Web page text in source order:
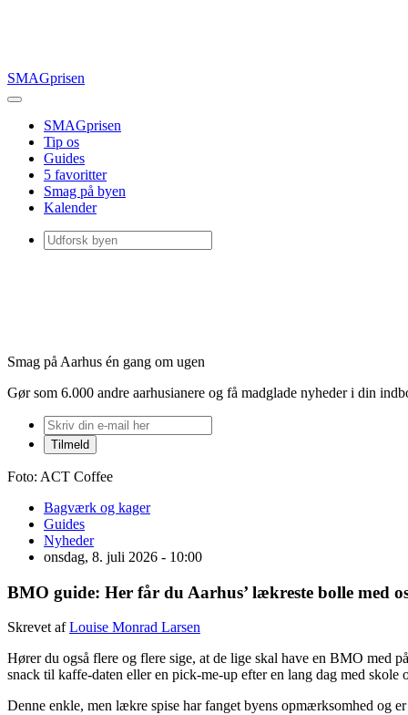
SMAGprisen
SMAGprisen
Tip os
Guides
5 favoritter
Smag på byen
Kalender
Smag på Aarhus én gang om ugen
Gør som 6.000 andre aarhusianere og få madglade nyheder i din
Foto: ACT Coffee
Bagværk og kager
Guides
Nyheder
onsdag, 8. juli 2026 - 10:00
BMO guide: Her får du Aarhus’ lækreste bolle med
Skrevet afLouise Monrad Larsen
Hører du også flere og flere sige, at de lige skal have en BMO med
snack til kaffe-daten eller en pick-me-up efter en lang dag med skole
Denne enkle, men lækre spise har fanget byens opmærksomhed og